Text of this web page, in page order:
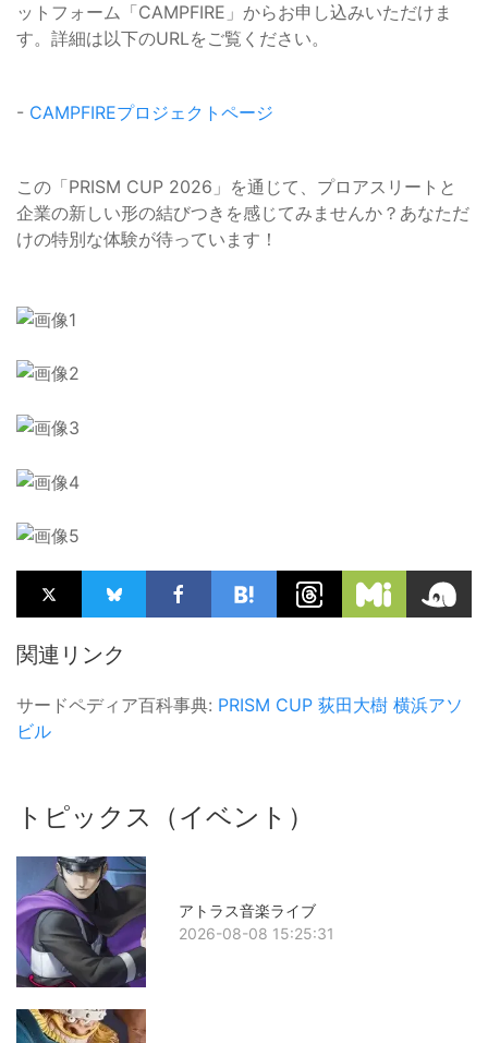
ットフォーム「CAMPFIRE」からお申し込みいただけま
す。詳細は以下のURLをご覧ください。
- CAMPFIREプロジェクトページ
この「PRISM CUP 2026」を通じて、プロアスリートと
企業の新しい形の結びつきを感じてみませんか？あなただ
けの特別な体験が待っています！
関連リンク
サードペディア百科事典: PRISM CUP 荻田大樹 横浜アソ
ビル
トピックス（イベント）
アトラス音楽ライブ
2026-08-08 15:25:31